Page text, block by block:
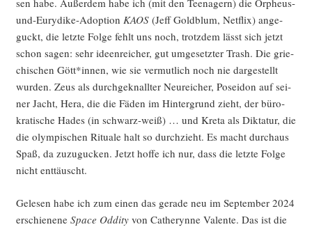
sen habe. Außer­dem habe ich (mit den Teen­agern) die Orpheus-
und-Eury­di­ke-Adop­ti­on KAOS(Jeff Gold­blum, Net­flix) ange­
guckt, die letz­te Fol­ge fehlt uns noch, trotz­dem lässt sich jetzt
schon sagen: sehr ideen­rei­cher, gut umge­setz­ter Trash. Die grie­
chi­schen Gött*innen, wie sie ver­mut­lich noch nie dar­ge­stellt
wur­den. Zeus als durch­ge­knall­ter Neu­rei­cher, Posei­don auf sei­
ner Jacht, Hera, die die Fäden im Hin­ter­grund zieht, der büro­
kra­ti­sche Hades (in schwarz-weiß) … und Kre­ta als Dik­ta­tur, die
die olym­pi­schen Ritua­le halt so durch­zieht. Es macht durch­aus
Spaß, da zuzu­gu­cken. Jetzt hof­fe ich nur, dass die letz­te Fol­ge
nicht enttäuscht.
Gele­sen habe ich zum einen das gera­de neu im Sep­tem­ber 2024
erschie­ne­ne Space Oddi­tyvon Catheryn­ne Valen­te. Das ist die